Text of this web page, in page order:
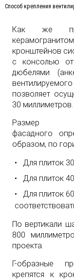
Способ крепления
Как же
кронштейнов
с консолью
дюбелями
позволяет
30 миллиметров.
Размер
фасадного
образом, по
Для плиток
Для плиток
Для плиток
По вертикали
800
проекта.
Г-образные
крепятся к